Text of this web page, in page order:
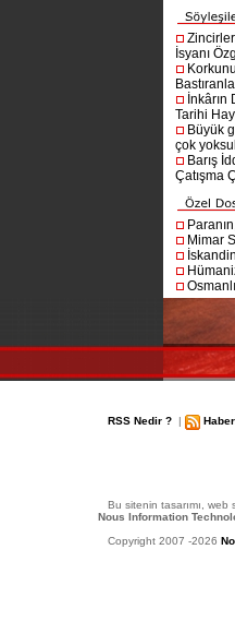
İsyanı
Tarihi
Büyük
çok
Barış
Çatışma
Mimar
RSS Nedir ? |
Bu sitenin tasarımı, web
Nous Information
Copyright 2007 -2026